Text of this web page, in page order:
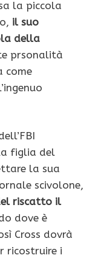
la piccola
il suo
della
prsonalità
come
figlia del
la sua
scivolone,
riscatto il
dove è
Cross dovrà
ricostruire i